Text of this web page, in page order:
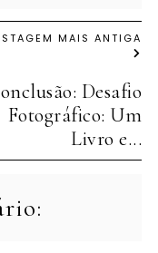
MAIS ANTIGA
Desafio
Fotográfico: Um
Livro e...